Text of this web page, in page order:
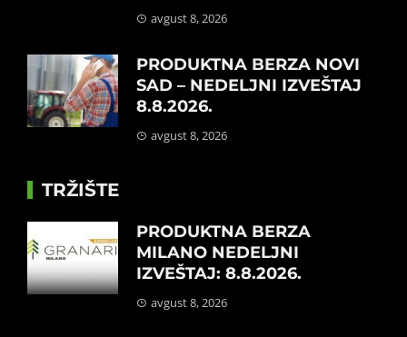
avgust 8, 2026
PRODUKTNA BERZA NOVI
SAD – NEDELJNI IZVEŠTAJ
8.8.2026.
avgust 8, 2026
TRŽIŠTE
PRODUKTNA BERZA
MILANO NEDELJNI
IZVEŠTAJ: 8.8.2026.
avgust 8, 2026